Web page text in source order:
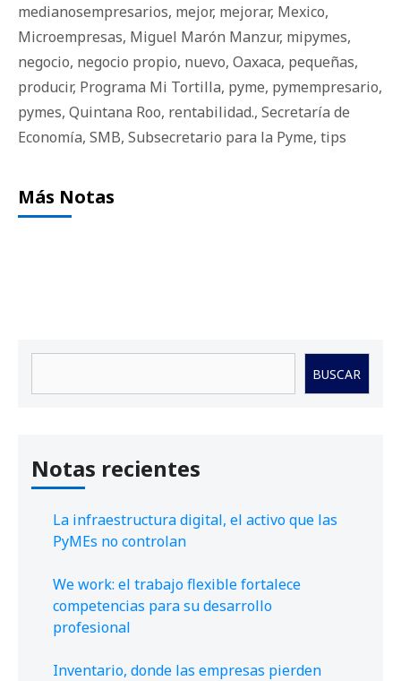
medianosempresarios, mejor, mejorar, Mexico,
Microempresas, Miguel Marón Manzur, mipymes,
negocio, negocio propio, nuevo, Oaxaca, pequeñas,
producir, Programa Mi Tortilla, pyme, pymempresario,
pymes, Quintana Roo, rentabilidad., Secretaría de
Economía, SMB, Subsecretario para la Pyme, tips
Más Notas
BUSCAR
Notas recientes
La infraestructura digital, el activo que las
PyMEs no controlan
We work: el trabajo flexible fortalece
competencias para su desarrollo
profesional
Inventario, donde las empresas pierden